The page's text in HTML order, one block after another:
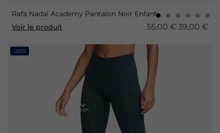
Rafa Nadal Academy Pantalon Noir Enfant
Voir le produit
55,00 € 39,00 €
-20%